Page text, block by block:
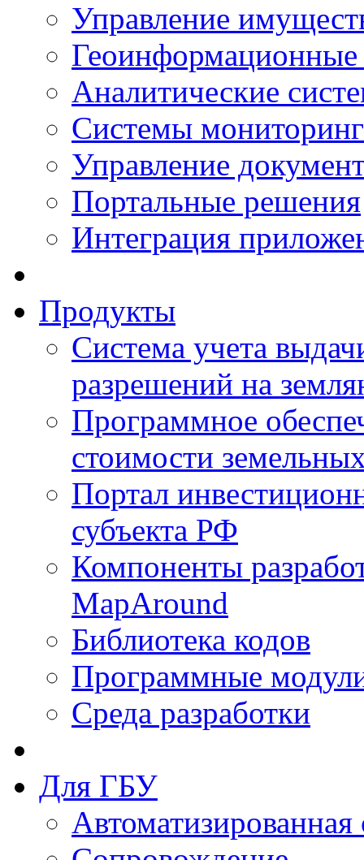
Управление
Аналитические
Системы
Управление
Портальные решения
Интеграция
Продукты
Система учета
разрешений на
Программное
стоимости
Портал
субъекта РФ
Компоненты
MapAround
Библиотека кодов
Программные
Среда разработки
Для ГБУ